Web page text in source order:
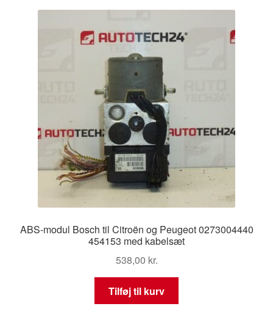
seneste
ABS-modul Bosch til Citroën og Peugeot 0273004440
454153 med kabelsæt
538,00 kr.
Tilføj til kurv